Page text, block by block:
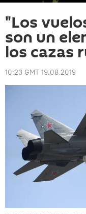
"Los
son un
los cazas
10:23 GMT 19.08.2019